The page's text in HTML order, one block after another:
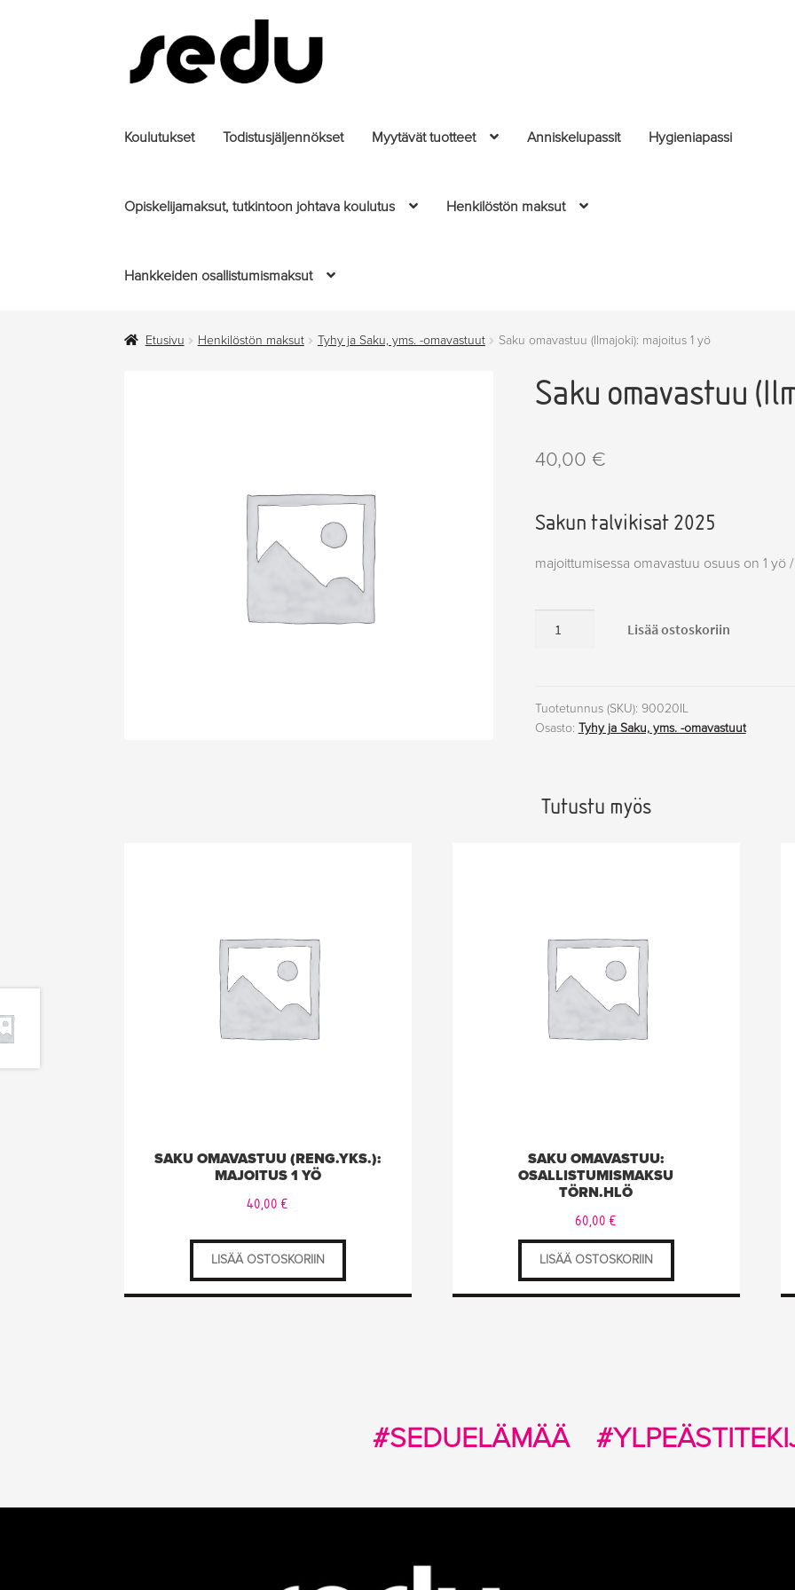
Siirry
navigointiin
Siirry
sisältöön
Koulutukset Todistusjäljennökset Myytävät tuotteet Anniskelupassit Hygieniapassi
Opiskelijamaksut, tutkintoon johtava koulutus Henkilöstön maksut
Hankkeiden osallistumismaksut
Etusivu Henkilöstön maksut Tyhy ja Saku, yms. -omavastuut Saku omavastuu (Ilmajoki): majoitus 1 yö
Saku omavastuu
40,00 €
Sakun talvikisat 2025
majoittumisessa omavastuu osuus on 1 yö
1
yö
Lisää ostoskoriin
Tuotetunnus (SKU): 90020IL
Osasto: Tyhy ja Saku, yms. -omavastuut
Tutustu myös
SAKU OMAVASTUU (RENG.YKS.):
MAJOITUS 1 YÖ
40,00 €
LISÄÄ OSTOSKORIIN
SAKU OMAVASTUU:
OSALLISTUMISMAKSU
TÖRN.HLÖ
60,00 €
LISÄÄ OSTOSKORIIN
#SEDUELÄMÄÄ